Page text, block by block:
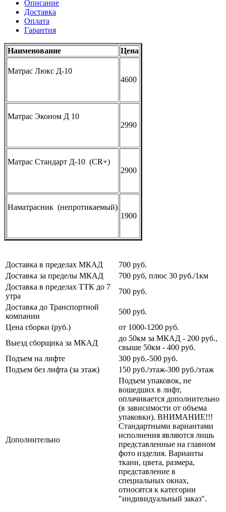
Описание
Доставка
Оплата
Гарантия
Наименование Цена
Матрас Люкс Д-10
4600
Матрас Эконом Д 10
2990
Матрас Стандарт Д-10 (CR+)
2900
Наматрасник (непротикаемый)
1900
Доставка в пределах МКАД
700 руб.
Доставка за пределы МКАД
700 руб, плюс 30 руб./1км
Доставка в пределах ТТК до 7
утра
700 руб.
Доставка до Транспортной
компании
500 руб.
Цена сборки (руб.)
от 1000-1200 руб.
Выезд сборщика за МКАД
до 50км за МКАД - 200 руб.,
свыше 50км - 400 руб.
Подъем на лифте
300 руб.-500 руб.
Подъем без лифта (за этаж)
150 руб./этаж-300 руб./этаж
Дополнительно
Подъем упаковок, не
вошедших в лифт,
оплачивается дополнительно
(в зависимости от объема
упаковки). ВНИМАНИЕ!!!
Стандартными вариантами
исполнения являются лишь
представленные на главном
фото изделия. Варианты
ткани, цвета, размера,
представление в
специальных окнах,
относятся к категории
"индивидуальный заказ".